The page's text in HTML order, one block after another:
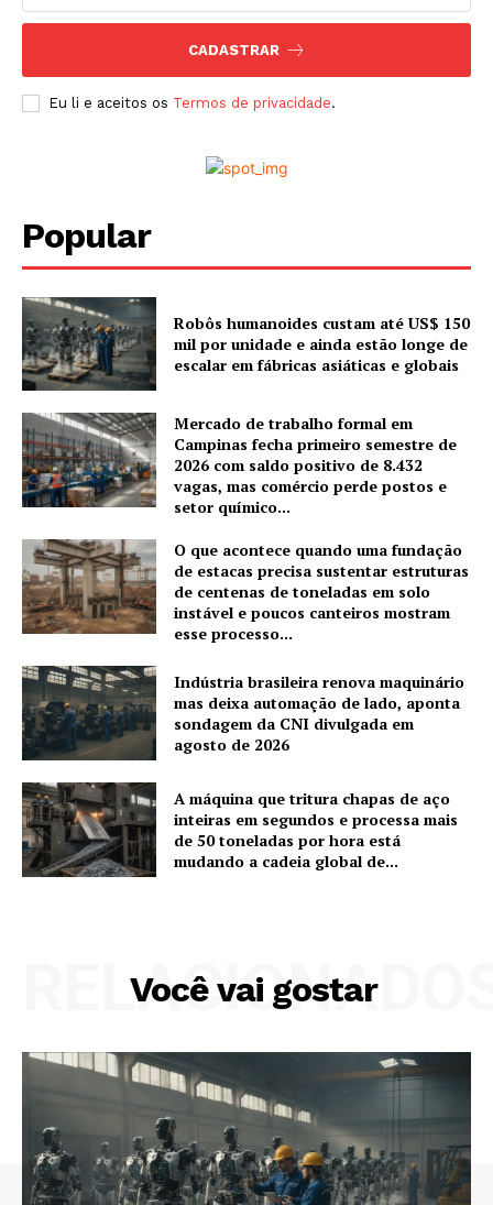
CADASTRAR
Eu li e aceitos os Termos de privacidade.
Popular
Robôs humanoides custam até US$ 150
mil por unidade e ainda estão longe de
escalar em fábricas asiáticas e globais
Mercado de trabalho formal em
Campinas fecha primeiro semestre de
2026 com saldo positivo de 8.432
vagas, mas comércio perde postos e
setor químico...
O que acontece quando uma fundação
de estacas precisa sustentar estruturas
de centenas de toneladas em solo
instável e poucos canteiros mostram
esse processo...
Indústria brasileira renova maquinário
mas deixa automação de lado, aponta
sondagem da CNI divulgada em
agosto de 2026
A máquina que tritura chapas de aço
inteiras em segundos e processa mais
de 50 toneladas por hora está
mudando a cadeia global de...
Você vai gostar